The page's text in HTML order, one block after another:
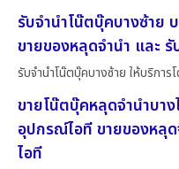
รับจำนำโน๊ตบุ๊คบางซ้าย
ขายของหลุดจำนำ และ
รับจำนำโน๊ตบุ๊คบางซ้าย ให้บริกา
ขายโน๊ตบุ๊คหลุดจำนำบา
อุปกรณ์ไอที ขายของหลุ
ไอที